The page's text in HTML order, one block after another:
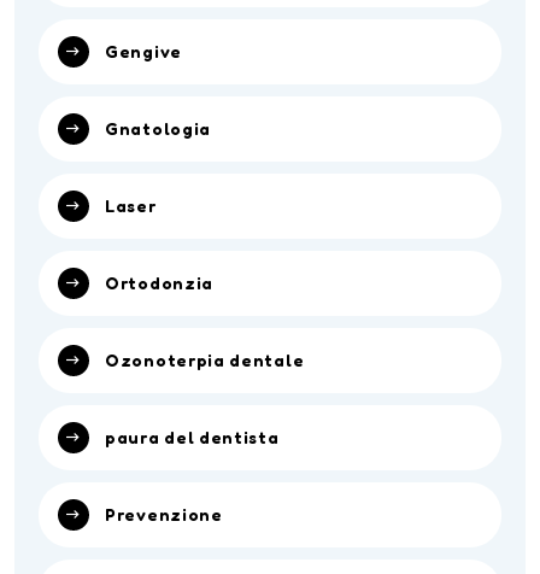
Gengive
Gnatologia
Laser
Ortodonzia
Ozonoterpia dentale
paura del dentista
Prevenzione